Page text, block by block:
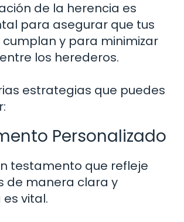
de la herencia es
para asegurar que tus
cumplan y para minimizar
los herederos.
estrategias que puedes
Personalizado
testamento que refleje
de manera clara y
vital.